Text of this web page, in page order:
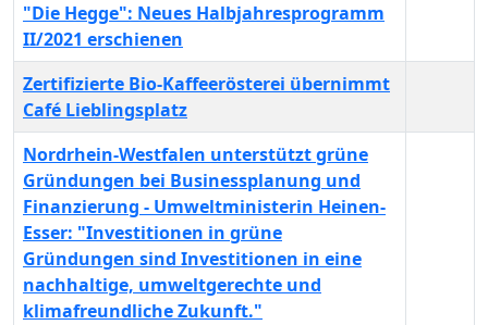
"Die Hegge": Neues Halbjahresprogramm
II/2021 erschienen
Zertifizierte Bio-Kaffeerösterei übernimmt
Café Lieblingsplatz
Nordrhein-Westfalen unterstützt grüne
Gründungen bei Businessplanung und
Finanzierung - Umweltministerin Heinen-
Esser: "Investitionen in grüne
Gründungen sind Investitionen in eine
nachhaltige, umweltgerechte und
klimafreundliche Zukunft."